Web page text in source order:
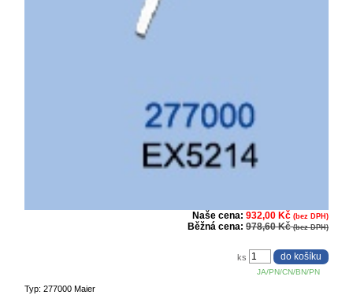
Naše cena: 932,00 Kč (bez DPH)
Běžná cena: 978,60 Kč(bez DPH)
JA/PN/CN/BN/PN
ks
Typ: 277000 Maier